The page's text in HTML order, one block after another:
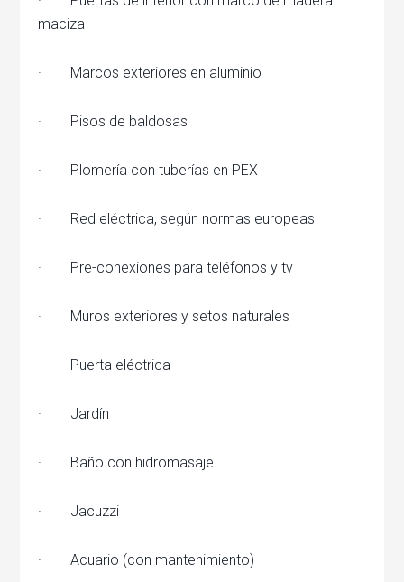
maciza
· Marcos exteriores en aluminio
· Pisos de baldosas
· Plomería con tuberías en PEX
· Red eléctrica, según normas europeas
· Pre-conexiones para teléfonos y tv
· Muros exteriores y setos naturales
· Puerta eléctrica
· Jardín
· Baño con hidromasaje
· Jacuzzi
· Acuario (con mantenimiento)